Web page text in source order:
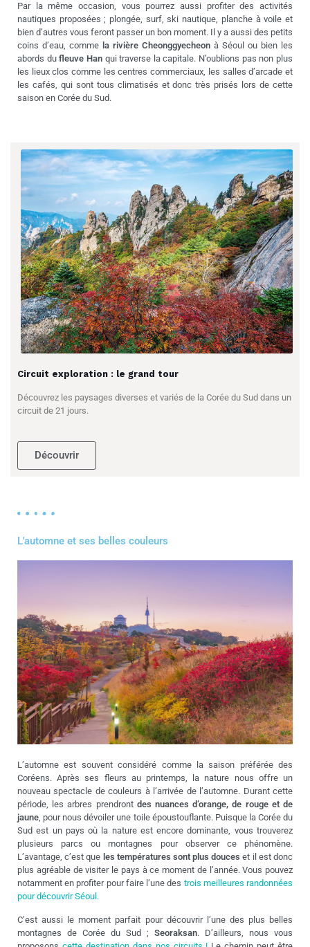
Par la même occasion, vous pourrez aussi profiter des activités
nautiques proposées ; plongée, surf, ski nautique, planche à voile et
bien d’autres vous feront passer un bon moment. Il y a aussi des petits
coins d’eau, comme la rivière Cheonggyecheon à Séoul ou bien les
abords dufleuve Hanqui traverse la capitale. N’oublions pas non plus
les lieux clos comme les centres commerciaux, les salles d’arcade et
les cafés, qui sont tous climatisés et donc très prisés lors de cette
saison en Corée du Sud.
Circuit exploration : le grand tour
Découvrez les paysages diverses et variés de la Corée du Sud dans un
circuit de 21 jours.
Découvrir
L'automne et ses belles couleurs
L’automne est souvent considéré comme la saison préférée des
Coréens. Après ses fleurs au printemps, la nature nous offre un
nouveau spectacle de couleurs à l’arrivée de l’automne. Durant cette
période, les arbres prendront des nuances d’orange, de rouge et de
jaune , pour nous dévoiler une toile époustouflante. Puisque la Corée du
Sud est un pays où la nature est encore dominante, vous trouverez
plusieurs parcs ou montagnes pour observer ce phénomène.
L’avantage, c’est que les températures sont plus douces et il est donc
plus agréable de visiter le pays à ce moment de l’année. Vous pouvez
notamment en profiter pour faire l’une des trois meilleures randonnées
pour découvrir Séoul.
C’est aussi le moment parfait pour découvrir l’une des plus belles
montagnes de Corée du Sud ; Seoraksan. D’ailleurs, nous vous